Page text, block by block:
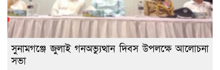
সুনামগঞ্জে জুলাই গনঅভ্যুত্থান দিবস উপলক্ষে আলোচনা
সভা